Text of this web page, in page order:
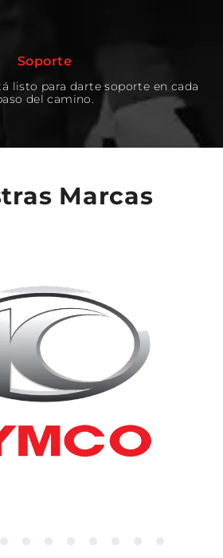
Soporte
listo para darte soporte en cada
del camino.
Marcas